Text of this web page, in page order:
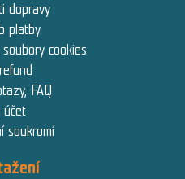
dopravy
platby
cookies
FAQ
účet
soukromí